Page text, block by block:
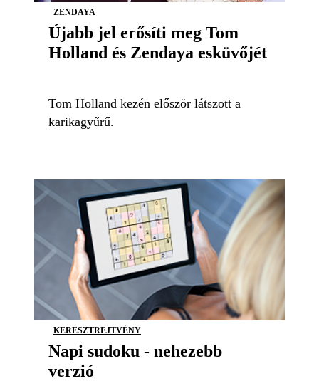
ZENDAYA
Újabb jel erősíti meg Tom
Holland és Zendaya esküvőjét
Tom Holland kezén először látszott a
karikagyűrű.
KERESZTREJTVÉNY
Napi sudoku - nehezebb
verzió